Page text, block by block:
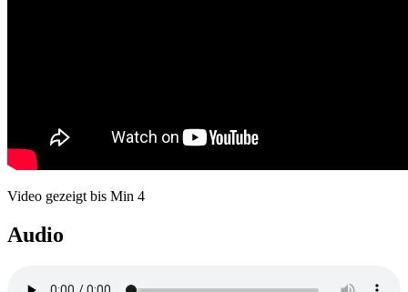
Video gezeigt bis Min 4
Audio